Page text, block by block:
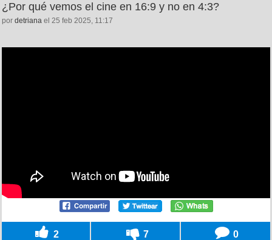
¿Por qué vemos el cine en 16:9 y no en 4:3?
por detriana el 25 feb 2025, 11:17
2 7 0